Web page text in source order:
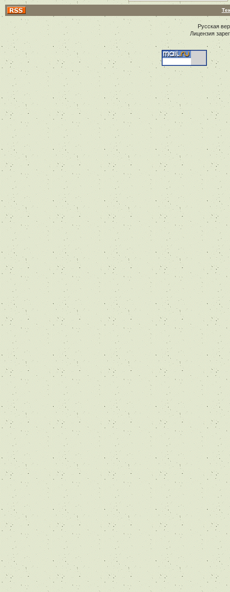
Русская
Лицензия